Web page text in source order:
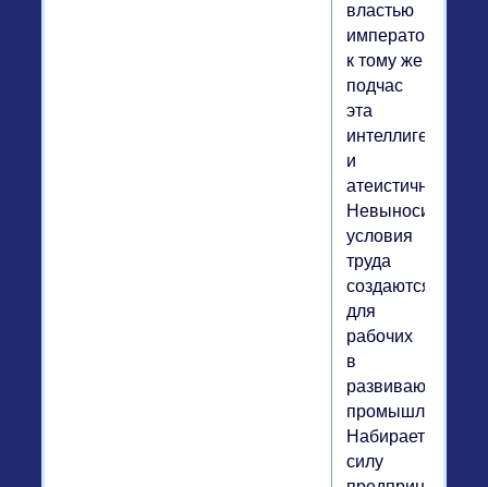
властью
императора,
к тому же
подчас
эта
интеллигенция
и
атеистична.
Невыносимые
условия
труда
создаются
для
рабочих
в
развивающейся
Набирает
силу